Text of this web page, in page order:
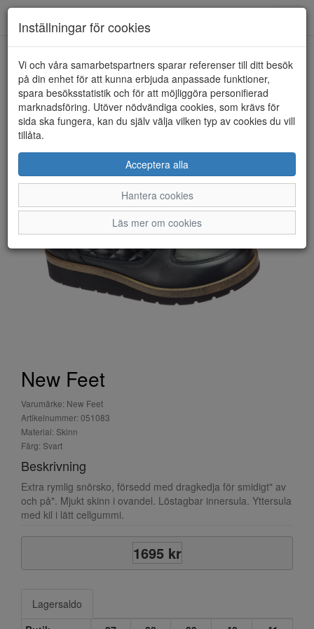
HEM NEW FEET
New Feet
Varumärke: New Feet
Artikelnummer: 051083
Material: Skinn
Färg: Svart
Beskrivning
Extra rymlig snörsko, försedd med dragkedja för smidigt" av
och på". Mjukt skinn i ovandel. Löstagbar innersula. Yttersula
med kil i lätt cellgummi.
1695 kr
Lagersaldo
Inställningar för cookies
Vi och våra samarbetspartners sparar referenser till ditt besök
på din enhet för att kunna erbjuda anpassade funktioner,
spara besöksstatistik och för att möjliggöra personifierad
marknadsföring. Utöver nödvändiga cookies, som krävs för
sida ska fungera, kan du själv välja vilken typ av cookies du vill
tillåta.
Acceptera alla
Hantera cookies
Läs mer om cookies